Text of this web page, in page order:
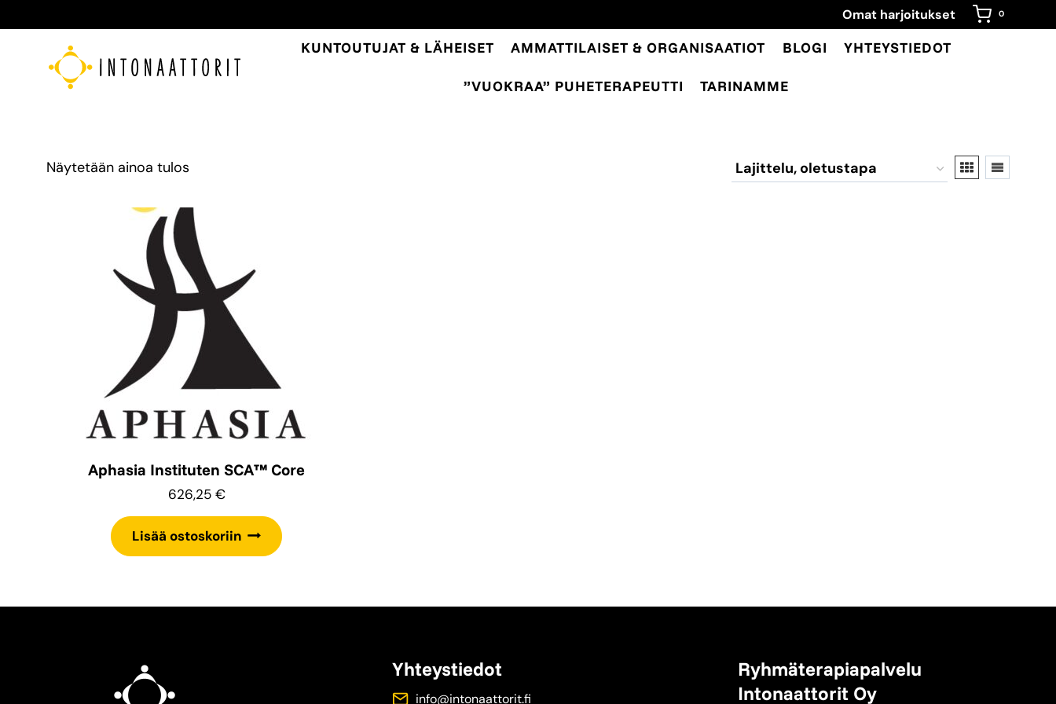
sisältöön
Omat harjoitukset 0
KUNTOUTUJAT & LÄHEISET AMMATTILAISET & ORGANISAATIOT BLOGI YHTEYSTIEDOT
”VUOKRAA” PUHETERAPEUTTI TARINAMME
Näytetään ainoa tulos
Aphasia Instituten SCA™ Core
626,25 €
Lisää ostoskoriin
Yhteystiedot
info@intonaattorit.fi
Ryhmäterapiapalvelu
Intonaattorit Oy